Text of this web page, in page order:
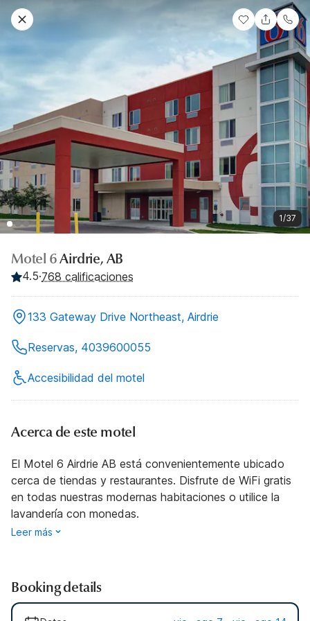
1/37
Motel 6Airdrie, AB
4.5·768 calificaciones
133 Gateway Drive Northeast, Airdrie
Reservas, 4039600055
Accesibilidad del motel
Acerca de este motel
El Motel 6 Airdrie AB está convenientemente ubicado
cerca de tiendas y restaurantes. Disfrute de WiFi gratis
en todas nuestras modernas habitaciones o utilice la
lavandería con monedas.
Leer más
Booking details